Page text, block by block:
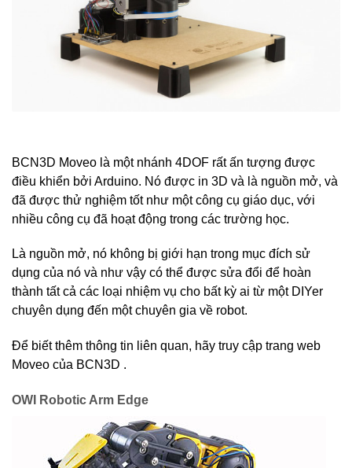
BCN3D Moveo là một nhánh 4DOF rất ấn tượng được
điều khiển bởi Arduino. Nó được in 3D và là nguồn mở, và
đã được thử nghiệm tốt như một công cụ giáo dục, với
nhiều công cụ đã hoạt động trong các trường học.
Là nguồn mở, nó không bị giới hạn trong mục đích sử
dụng của nó và như vậy có thể được sửa đổi để hoàn
thành tất cả các loại nhiệm vụ cho bất kỳ ai từ một DIYer
chuyên dụng đến một chuyên gia về robot.
Để biết thêm thông tin liên quan, hãy truy cập trang web
Moveo của BCN3D .
OWI Robotic Arm Edge